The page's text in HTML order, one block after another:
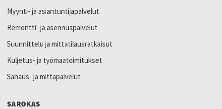
Myynti- ja asiantuntijapalvelut
Remontti- ja asennuspalvelut
Suunnittelu ja mittatilausratkaisut
Kuljetus- ja työmaatoimitukset
Sahaus- ja mittapalvelut
SAROKAS